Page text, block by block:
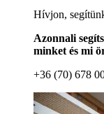
Hívjon,
Azonnali
minket és mi
+36 (70) 678